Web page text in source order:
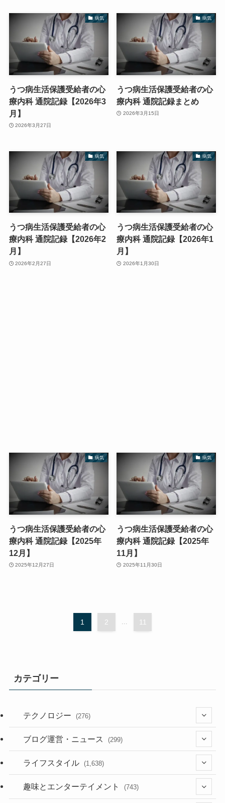
病気
うつ病生活保護受給者の心
療内科 通院記録【2026年3
月】
2026年3月27日
病気
うつ病生活保護受給者の心
療内科 通院記録まとめ
2026年3月15日
病気
うつ病生活保護受給者の心
療内科 通院記録【2026年2
月】
2026年2月27日
病気
うつ病生活保護受給者の心
療内科 通院記録【2026年1
月】
2026年1月30日
病気
うつ病生活保護受給者の心
療内科 通院記録【2025年
12月】
2025年12月27日
病気
うつ病生活保護受給者の心
療内科 通院記録【2025年
11月】
2025年11月30日
1 2 ... 11
カテゴリー
テクノロジー (276)
(36)
(187)
ブログ運営・ニュース (299)
(118)
(181)
ライフスタイル (1,638)
(394)
趣味とエンターテイメント (743)